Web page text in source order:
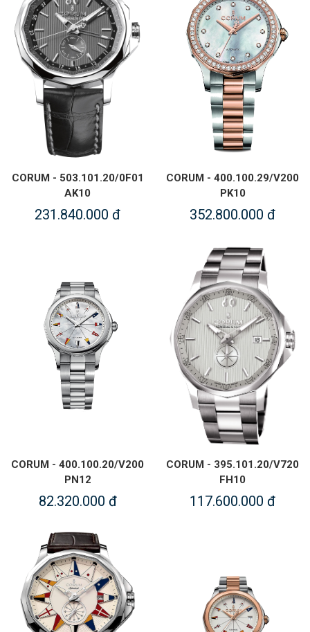
CORUM - 503.101.20/0F01
AK10
231.840.000 đ
CORUM - 400.100.29/V200
PK10
352.800.000 đ
CORUM - 400.100.20/V200
PN12
82.320.000 đ
CORUM - 395.101.20/V720
FH10
117.600.000 đ